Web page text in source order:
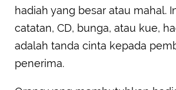
hadiah yang besar atau mahal.
catatan, CD, bunga, atau kue,
adalah tanda cinta kepada
penerima.